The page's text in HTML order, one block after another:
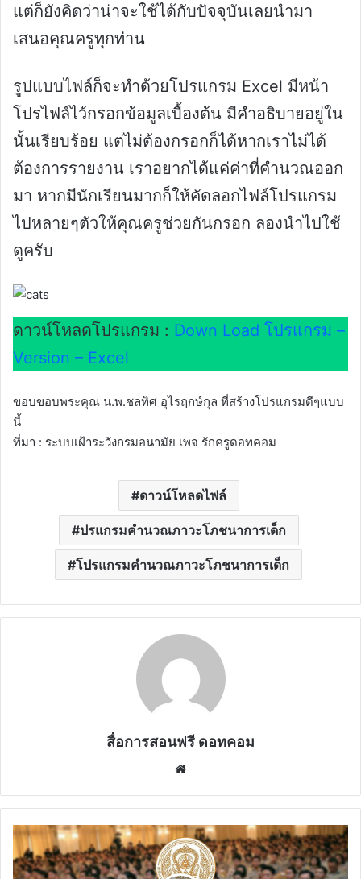
แต่ก็ยังคิดว่าน่าจะใช้ได้กับปัจจุบันเลยนำมา
เสนอคุณครูทุกท่าน
รูปแบบไฟล์ก็จะทำด้วยโปรแกรม Excel มีหน้า
โปรไฟล์ไว้กรอกข้อมูลเบื้องต้น มีคำอธิบายอยู่ใน
นั้นเรียบร้อย แต่ไม่ต้องกรอกก็ได้หากเราไม่ได้
ต้องการรายงาน เราอยากได้แค่ค่าที่คำนวณออก
มา หากมีนักเรียนมากก็ให้คัดลอกไฟล์โปรแกรม
ไปหลายๆตัวให้คุณครูช่วยกันกรอก ลองนำไปใช้
ดูครับ
ดาวน์โหลดโปรแกรม : Down Load โปรแกรม –
Version – Excel
ขอบขอบพระคุณ น.พ.ชลทิศ อุไรฤกษ์กุล ที่สร้างโปรแกรมดีๆแบบ
นี้
ที่มา : ระบบเฝ้าระวังกรมอนามัย เพจ รักครูดอทคอม
ดาวน์โหลดไฟล์
ปรแกรมคำนวณภาวะโภชนาการเด็ก
โปรแกรมคำนวณภาวะโภชนาการเด็ก
สื่อการสอนฟรี ดอทคอม
ก.ค.ศ.เคาะ
เกณฑ์
วิทยฐานะ